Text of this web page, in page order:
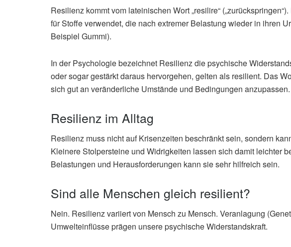
Resilienz kommt vom lateinischen Wort „resilire“
für Stoffe verwendet, die nach extremer Belastung wieder in ihren
Beispiel Gummi).
In der Psychologie bezeichnet Resilienz die psychische
oder sogar gestärkt daraus hervorgehen, gelten als resilient. Das
sich gut an veränderliche Umstände und Bedingungen anzupassen.
Resilienz im Alltag
Resilienz muss nicht auf Krisenzeiten beschränkt sein, sondern
Kleinere Stolpersteine und Widrigkeiten lassen sich damit leichter
Belastungen und Herausforderungen kann sie sehr hilfreich sein.
Sind alle Menschen gleich resilient?
Nein. Resilienz variiert von Mensch zu Mensch. Veranlagung
Umwelteinflüsse prägen unsere psychische Widerstandskraft.